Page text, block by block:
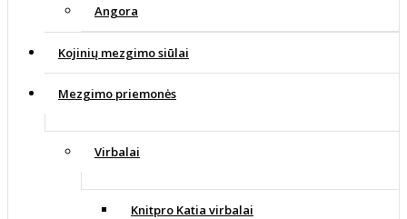
Angora
Kojinių mezgimo siūlai
Mezgimo priemonės
Virbalai
Knitpro Katia virbalai